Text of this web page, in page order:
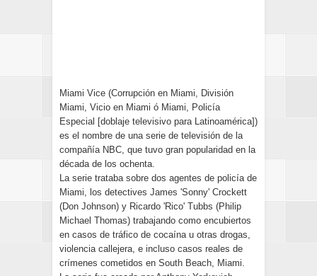
Miami Vice (Corrupción en Miami, División
Miami, Vicio en Miami ó Miami, Policía
Especial [doblaje televisivo para Latinoamérica])
es el nombre de una serie de televisión de la
compañía NBC, que tuvo gran popularidad en la
década de los ochenta.
La serie trataba sobre dos agentes de policía de
Miami, los detectives James 'Sonny' Crockett
(Don Johnson) y Ricardo 'Rico' Tubbs (Philip
Michael Thomas) trabajando como encubiertos
en casos de tráfico de cocaína u otras drogas,
violencia callejera, e incluso casos reales de
crímenes cometidos en South Beach, Miami.